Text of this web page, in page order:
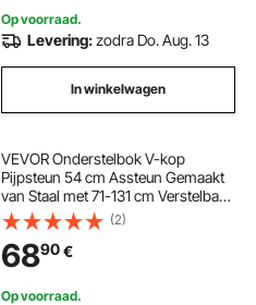
Op voorraad.
Levering:zodra Do. Aug. 13
In winkelwagen
VEVOR Onderstelbok V-kop
Pijpsteun 54 cm Assteun Gemaakt
van Staal met 71-131 cm Verstelbare
Structuur, 400 kg
Gewichtscapaciteit, Opklapbare
Poten, Zwenkwielen voor Mobiliteit
en Verbrede Voetzolen
(2)
6890€
Op voorraad.